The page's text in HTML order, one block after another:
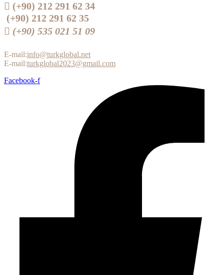
 (+90) 212 291 62 34
(+90) 212 291 62 35
 (+90) 535 021 51 09
E-mail:info@turkglobal.net
E-mail:turkglobal2023@gmail.com
Facebook-f